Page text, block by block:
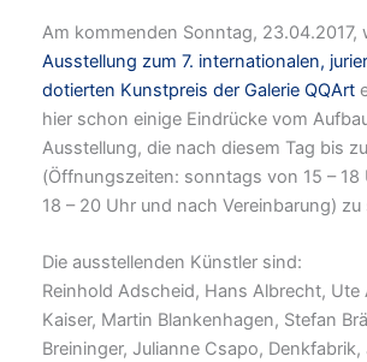
Am kommenden Sonntag, 23.04.2017,
Ausstellung zum 7. internationalen,
dotierten Kunstpreis der Galerie QQArt
hier schon einige Eindrücke vom
Ausstellung, die nach diesem Tag bis
(Öffnungszeiten: sonntags von 15 –
18 – 20 Uhr und nach Vereinbarung) zu
Die ausstellenden Künstler sind:
Reinhold Adscheid, Hans Albrecht, Ute
Kaiser, Martin Blankenhagen, Stefan
Breininger, Julianne Csapo, Denkfabrik,